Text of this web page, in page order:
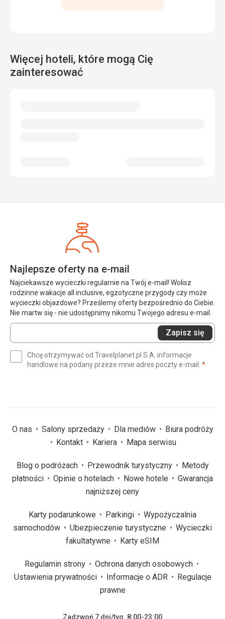
Więcej hoteli, które mogą Cię
zainteresować
Najlepsze oferty na e-mail
Najciekawsze wycieczki regularnie na Twój e-mail! Wolisz
rodzinne wakacje all inclusive, egzotyczne przygody czy może
wycieczki objazdowe? Prześlemy oferty bezpośrednio do Ciebie.
Nie martw się - nie udostępnimy nikomu Twojego adresu e-mail.
Wprowadź
swój
(wymagane)
Zapisz się
Chcę otrzymywać od Travelplanet.pl S.A. informacje
handlowe na podany przeze mnie adres poczty e-mail. *
O nas Salony sprzedaży Dla mediów
Biura podróży
Kontakt
Kariera Mapa serwisu
Blog o podróżach Przewodnik turystyczny
Metody
płatności
Opinie o hotelach Nowe hotele
Gwarancja
najniższej ceny
Karty podarunkowe Parkingi
Wypożyczalnia
samochodów
Ubezpieczenie turystyczne
Wycieczki
fakultatywne
Karty eSIM
Regulamin strony
Ochrona danych osobowych
Ustawienia prywatności
Informacje o ADR
Regulacje
prawne
Zadzwoń 7 dni/tyg. 8:00-23:00